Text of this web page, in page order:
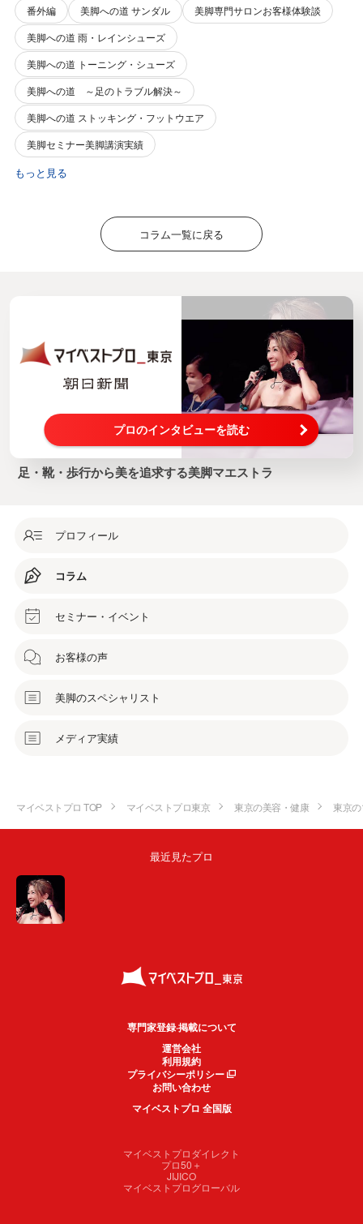
番外編
美脚への道 サンダル
美脚専門サロンお客様体験談
美脚への道 雨・レインシューズ
美脚への道 トーニング・シューズ
美脚への道 ～足のトラブル解決～
美脚への道 ストッキング・フットウエア
美脚セミナー美脚講演実績
もっと見る
コラム一覧に戻る
プロのインタビューを読む
足・靴・歩行から美を追求する美脚マエストラ
プロフィール
コラム
セミナー・イベント
お客様の声
美脚のスペシャリスト
メディア実績
マイベストプロ TOP マイベストプロ東京 東京の美容・健康 東京
最近見たプロ
専門家登録·掲載について
運営会社
利用規約
プライバシーポリシー
お問い合わせ
マイベストプロ 全国版
マイベストプロダイレクト
プロ50＋
JIJICO
マイベストプログローバル